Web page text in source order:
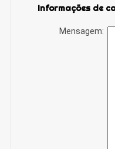
Informações de
Mensagem: